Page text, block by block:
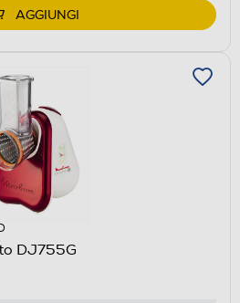
AGGIUNGI
DJ755G